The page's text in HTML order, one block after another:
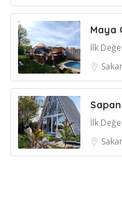
Maya
İlk
İlk